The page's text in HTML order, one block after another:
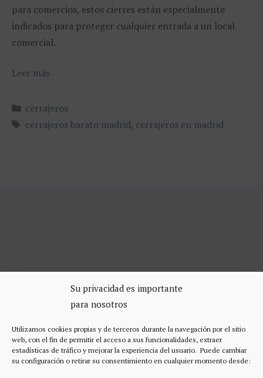
Su privacidad es importante
para nosotros
Utilizamos cookies propias y de terceros durante la navegación por el sitio
web, con el fin de permitir el acceso a sus funcionalidades, extraer
estadísticas de tráfico y mejorar la experiencia del usuario. Puede cambiar
su configuración o retirar su consentimiento en cualquier momento desde:
para comercios, estos cierres están especialmente
indicados para proteger cualquier entrada a un local
comercial.
Leer más
Categorías
cerrajeros
Etiquetas
cerrajeros barato madrid, cerrajeros en madrid
SERVICIOS DE CERRAJERÍA
Apertura Puertas Madrid 75€
Cerraduras de alta seguridad
Accesos